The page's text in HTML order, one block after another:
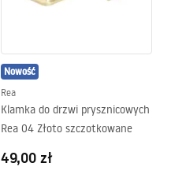
Nowość
Rea
Klamka do drzwi prysznicowych
Rea 04 Złoto szczotkowane
49,00 zł